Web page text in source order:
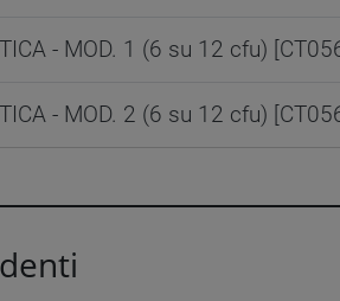
- MOD. 1 (6 su 12 cfu)
- MOD. 2 (6 su 12 cfu)